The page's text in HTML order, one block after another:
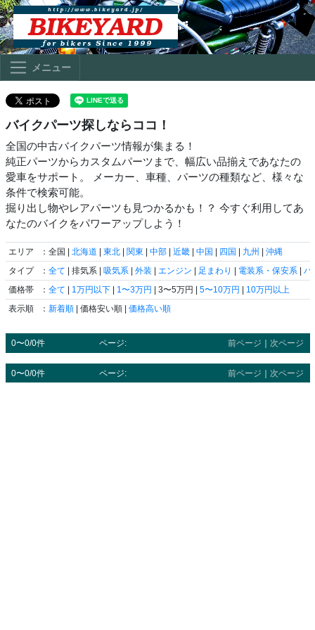
メニュー
バイクパーツ探しならココ！
全国の中古バイクパーツ情報が集まる！
純正パーツからカスタムパーツまで、幅広い品揃えであなたの
愛車をサポート。 メーカー、車種、パーツの種類など、様々な
条件で検索可能。
掘り出し物やレアパーツも見つかるかも！？ 今すぐ利用してあ
なたのバイクをパワーアップしよう！
エリア ：全国 | 北海道 | 東北 | 関東 | 中部 | 近畿 | 中国 | 四国 | 九州 | 沖縄
タイプ
： 全て | 排気系 | 吸気系 | 外装 | エンジン | 足まわり | 電装系・保安系 | ハ
価格帯
： 全て | 1万円以下 | 1〜3万円 | 3〜5万円 | 5〜10万円 | 10万円以上
表示順
： 新着順 | 価格安い順 | 価格高い順
0〜0/0件 ページ: 前ページ 次ページ
0〜0/0件 ページ: 前ページ ｜ 次ページ